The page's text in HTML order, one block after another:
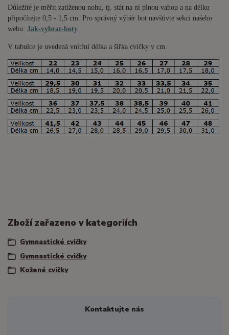
Důležité je měřit zatíženou nohu, tj. stát na ní plnou vahou a na délku
připočítejte 0,5 - 1,5 cm. Pro správný výběr bot navštivte sekci našeho
webu: Jak-vybrat-boty
V tabulce je uvedená vnitřní délka a šířka cvičky v cm.
Zboží zařazeno v kategoriích
Gymnastické cvičky
Gymnastické cvičky
Kožené cvičky
Kontaktujte nás